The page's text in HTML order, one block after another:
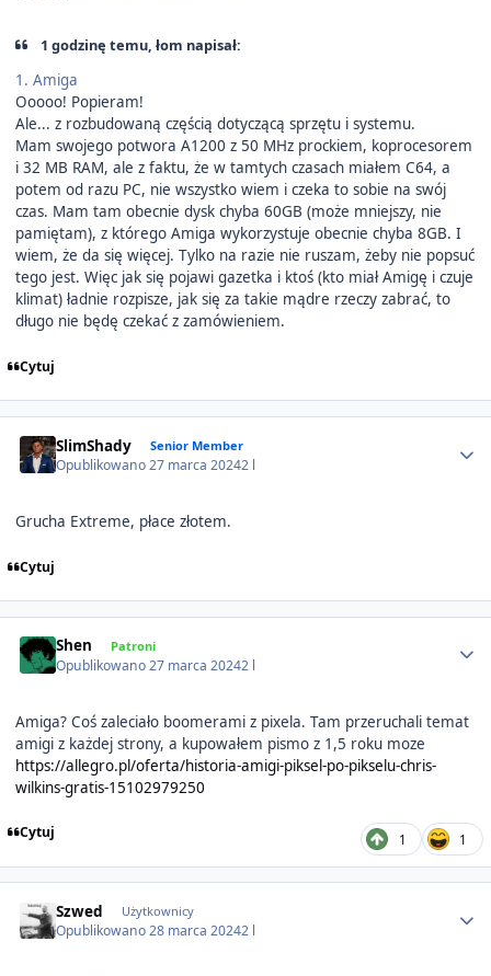
1 godzinę temu, łom napisał:
1. Amiga
Ooooo! Popieram!
Ale... z rozbudowaną częścią dotyczącą sprzętu i systemu.
Mam swojego potwora A1200 z 50 MHz prockiem, koprocesorem
i 32 MB RAM, ale z faktu, że w tamtych czasach miałem C64, a
potem od razu PC, nie wszystko wiem i czeka to sobie na swój
czas. Mam tam obecnie dysk chyba 60GB (może mniejszy, nie
pamiętam), z którego Amiga wykorzystuje obecnie chyba 8GB. I
wiem, że da się więcej. Tylko na razie nie ruszam, żeby nie popsuć
tego jest. Więc jak się pojawi gazetka i ktoś (kto miał Amigę i czuje
klimat) ładnie rozpisze, jak się za takie mądre rzeczy zabrać, to
długo nie będę czekać z zamówieniem.
Cytuj
SlimShady Senior Member
Opublikowano27 marca 20242 l
Grucha Extreme, płace złotem.
Cytuj
Shen Patroni
Opublikowano27 marca 20242 l
Amiga? Coś zaleciało boomerami z pixela. Tam przeruchali temat
amigi z każdej strony, a kupowałem pismo z 1,5 roku moze
https://allegro.pl/oferta/historia-amigi-piksel-po-pikselu-chris-
wilkins-gratis-15102979250
Cytuj 1 1
Szwed Użytkownicy
Opublikowano28 marca 20242 l